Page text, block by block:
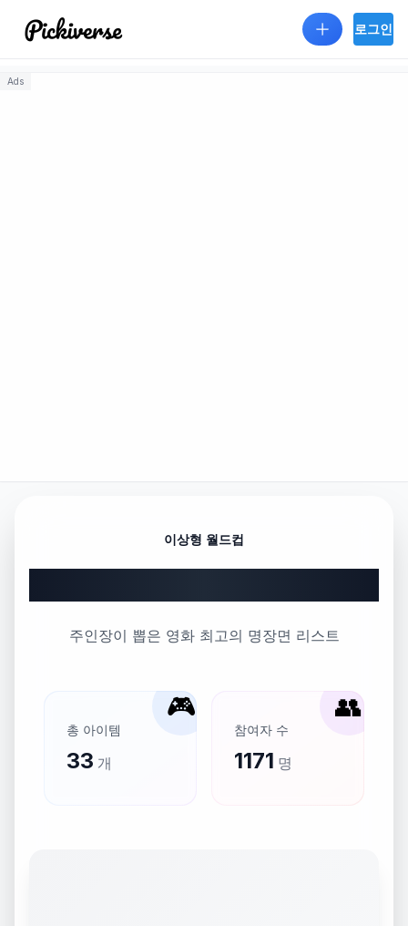
로그인
Ads
이상형 월드컵
주인장이 뽑은 영화 최고의 명장면 리스트
🎮
총 아이템
33 개
👥
참여자 수
1171 명